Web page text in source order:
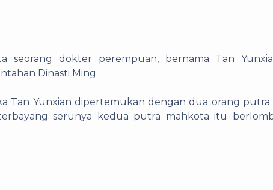
seorang dokter perempuan, bernama Tan
Dinasti Ming.
Tan Yunxian dipertemukan dengan dua orang putra
terbayang serunya kedua putra mahkota itu